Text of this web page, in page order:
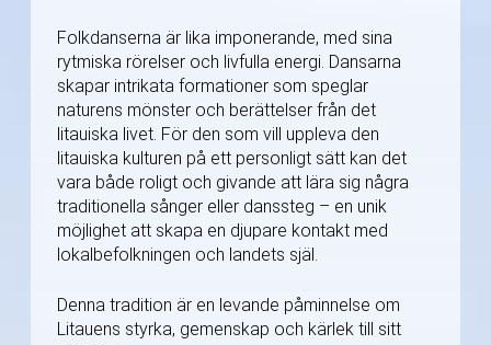
Folkdanserna är lika imponerande, med sina
rytmiska rörelser och livfulla energi. Dansarna
skapar intrikata formationer som speglar
naturens mönster och berättelser från det
litauiska livet. För den som vill uppleva den
litauiska kulturen på ett personligt sätt kan det
vara både roligt och givande att lära sig några
traditionella sånger eller danssteg – en unik
möjlighet att skapa en djupare kontakt med
lokalbefolkningen och landets själ.
Denna tradition är en levande påminnelse om
Litauens styrka, gemenskap och kärlek till sitt